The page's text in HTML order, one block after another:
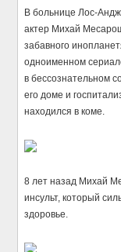
В больнице Лос-
актер Михай
забавного
одноименном
в бессознательном
его доме и
находился в коме.
8 лет назад Михай
инсульт, который
здоровье.